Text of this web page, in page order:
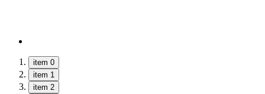
item 0
item 1
item 2